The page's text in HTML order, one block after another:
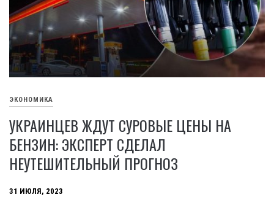
ЭКОНОМИКА
УКРАИНЦЕВ ЖДУТ СУРОВЫЕ ЦЕНЫ НА
БЕНЗИН: ЭКСПЕРТ СДЕЛАЛ
НЕУТЕШИТЕЛЬНЫЙ ПРОГНОЗ
31 ИЮЛЯ, 2023